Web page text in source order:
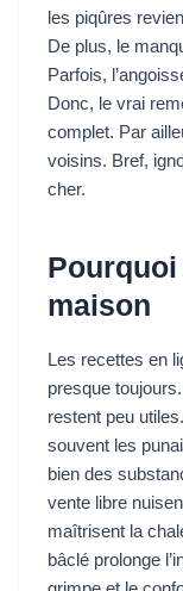
les piqûres
De plus, le
Parfois,
Donc, le vrai
complet. Par
voisins. Bref,
cher.
maison
Les recettes en
presque
restent peu
souvent les
bien des
vente libre
maîtrisent la
bâclé prolonge